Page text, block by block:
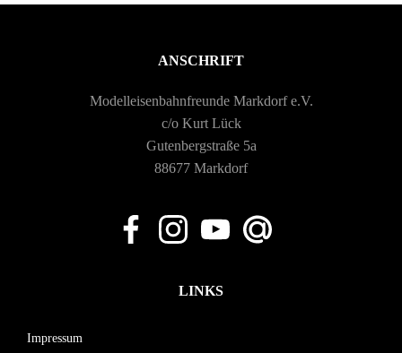
ANSCHRIFT
Modelleisenbahnfreunde Markdorf e.V.
c/o Kurt Lück
Gutenbergstraße 5a
88677 Markdorf
LINKS
Impressum